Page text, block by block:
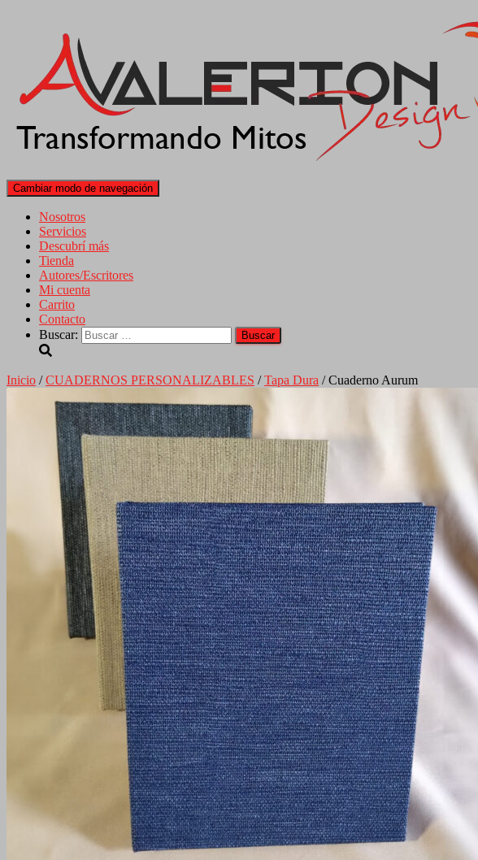
Cambiar modo de navegación
Nosotros
Servicios
Descubrí más
Tienda
Autores/Escritores
Mi cuenta
Carrito
Contacto
Buscar:
Inicio /CUADERNOS PERSONALIZABLES /Tapa Dura / Cuaderno Aurum